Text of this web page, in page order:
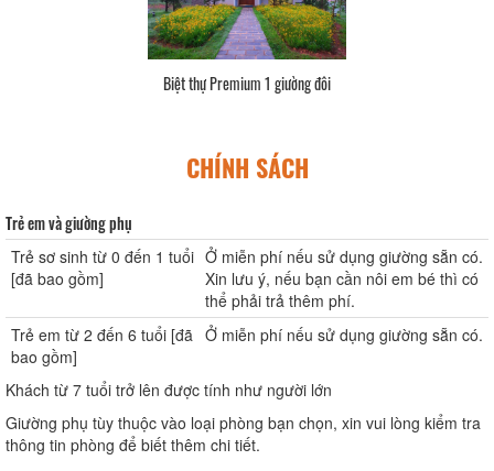
Biệt thự Premium 1 giường đôi
CHÍNH SÁCH
Trẻ em và giường phụ
Trẻ sơ sinh từ 0 đến 1 tuổi
[đã bao gồm]
Ở miễn phí nếu sử dụng giường sẵn có.
Xin lưu ý, nếu bạn cần nôi em bé thì có
thể phải trả thêm phí.
Trẻ em từ 2 đến 6 tuổi [đã
bao gồm]
Ở miễn phí nếu sử dụng giường sẵn có.
Khách từ 7 tuổi trở lên được tính như người lớn
Giường phụ tùy thuộc vào loại phòng bạn chọn, xin vui lòng kiểm tra
thông tin phòng để biết thêm chi tiết.